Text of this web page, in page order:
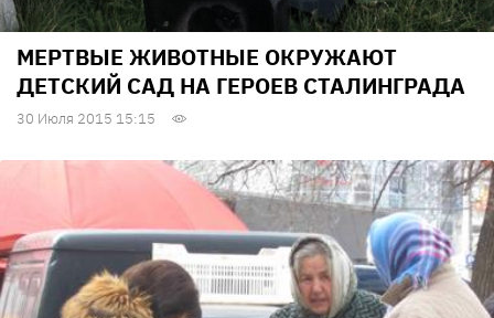
МЕРТВЫЕ ЖИВОТНЫЕ ОКРУЖАЮТ
ДЕТСКИЙ САД НА ГЕРОЕВ СТАЛИНГРАДА
30 Июля 2015 15:15